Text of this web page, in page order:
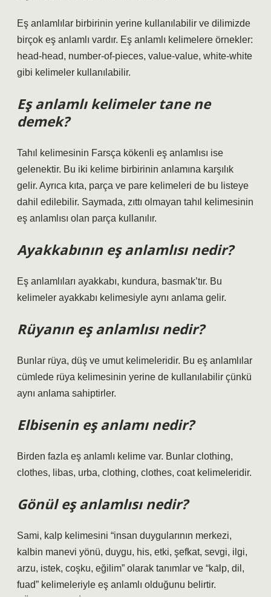
Eş anlamlılar birbirinin yerine kullanılabilir ve dilimizde
birçok eş anlamlı vardır. Eş anlamlı kelimelere örnekler:
head-head, number-of-pieces, value-value, white-white
gibi kelimeler kullanılabilir.
Eş anlamlı kelimeler tane ne
demek?
Tahıl kelimesinin Farsça kökenli eş anlamlısı ise
gelenektir. Bu iki kelime birbirinin anlamına karşılık
gelir. Ayrıca kıta, parça ve pare kelimeleri de bu listeye
dahil edilebilir. Saymada, zıttı olmayan tahıl kelimesinin
eş anlamlısı olan parça kullanılır.
Ayakkabının eş anlamlısı nedir?
Eş anlamlıları ayakkabı, kundura, basmak’tır. Bu
kelimeler ayakkabı kelimesiyle aynı anlama gelir.
Rüyanın eş anlamlısı nedir?
Bunlar rüya, düş ve umut kelimeleridir. Bu eş anlamlılar
cümlede rüya kelimesinin yerine de kullanılabilir çünkü
aynı anlama sahiptirler.
Elbisenin eş anlamı nedir?
Birden fazla eş anlamlı kelime var. Bunlar clothing,
clothes, libas, urba, clothing, clothes, coat kelimeleridir.
Gönül eş anlamlısı nedir?
Sami, kalp kelimesini “insan duygularının merkezi,
kalbin manevi yönü, duygu, his, etki, şefkat, sevgi, ilgi,
arzu, istek, coşku, eğilim” olarak tanımlar ve “kalp, dil,
fuad” kelimeleriyle eş anlamlı olduğunu belirtir.